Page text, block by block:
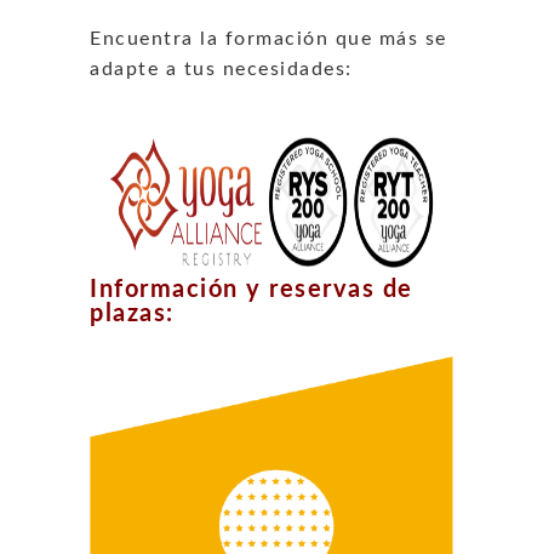
Encuentra la formación que más se
adapte a tus necesidades:
Información y reservas de
plazas: